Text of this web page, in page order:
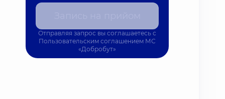
Отправляя запрос вы соглашаетесь с
Пользовательским соглашением МС
«Добробут»